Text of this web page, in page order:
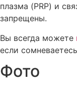
плазма (PRP) и
запрещены.
Вы всегда можете
если
Фото